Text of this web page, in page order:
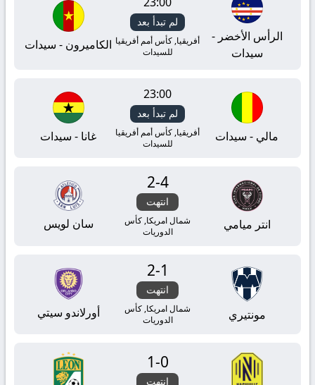
الرأس الأخضر -
سيدات
لم تبدأ بعد
أفريقيا, كأس أمم أفريقيا
للسيدات
الكاميرون - سيدات
مالي - سيدات
23:00
لم تبدأ بعد
أفريقيا, كأس أمم أفريقيا
للسيدات
غانا - سيدات
انتر ميامي
4
-
2
انتهت
شمال امريكا, كأس
الدوريات
سان لويس
مونتيري
1
-
2
انتهت
شمال امريكا, كأس
الدوريات
أورلاندو سيتي
0
-
1
انتهت